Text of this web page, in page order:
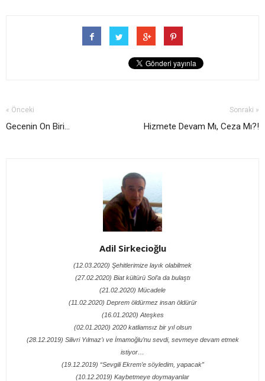
« Önceki
Gecenin On Biri...
Sonraki »
Hizmete Devam Mı, Ceza Mı?!
Adil Sirkecioğlu
(12.03.2020) Şehitlerimize layık olabilmek
(27.02.2020) Biat kültürü Sol’a da bulaştı
(21.02.2020) Mücadele
(11.02.2020) Deprem öldürmez insan öldürür
(16.01.2020) Ateşkes
(02.01.2020) 2020 katliamsız bir yıl olsun
(28.12.2019) Silivri Yılmaz’ı ve İmamoğlu’nu sevdi, sevmeye devam etmek
istiyor…
(19.12.2019) “Sevgili Ekrem’e söyledim, yapacak”
(10.12.2019) Kaybetmeye doymayanlar